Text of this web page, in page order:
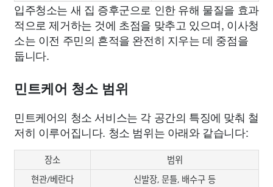
입주청소는 새 집 증후군으로 인한 유해 물질을 효과
적으로 제거하는 것에 초점을 맞추고 있으며, 이사청
소는 이전 주민의 흔적을 완전히 지우는 데 중점을
둡니다.
민트케어 청소 범위
민트케어의 청소 서비스는 각 공간의 특징에 맞춰 철
저히 이루어집니다. 청소 범위는 아래와 같습니다:
장소
범위
현관/베란다
신발장, 문틀, 배수구 등